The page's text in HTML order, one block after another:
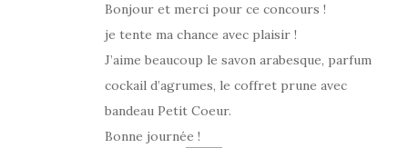
Bonjour et merci pour ce concours !
je tente ma chance avec plaisir !
J’aime beaucoup le savon arabesque, parfum
cockail d’agrumes, le coffret prune avec
bandeau Petit Coeur.
Bonne journée !